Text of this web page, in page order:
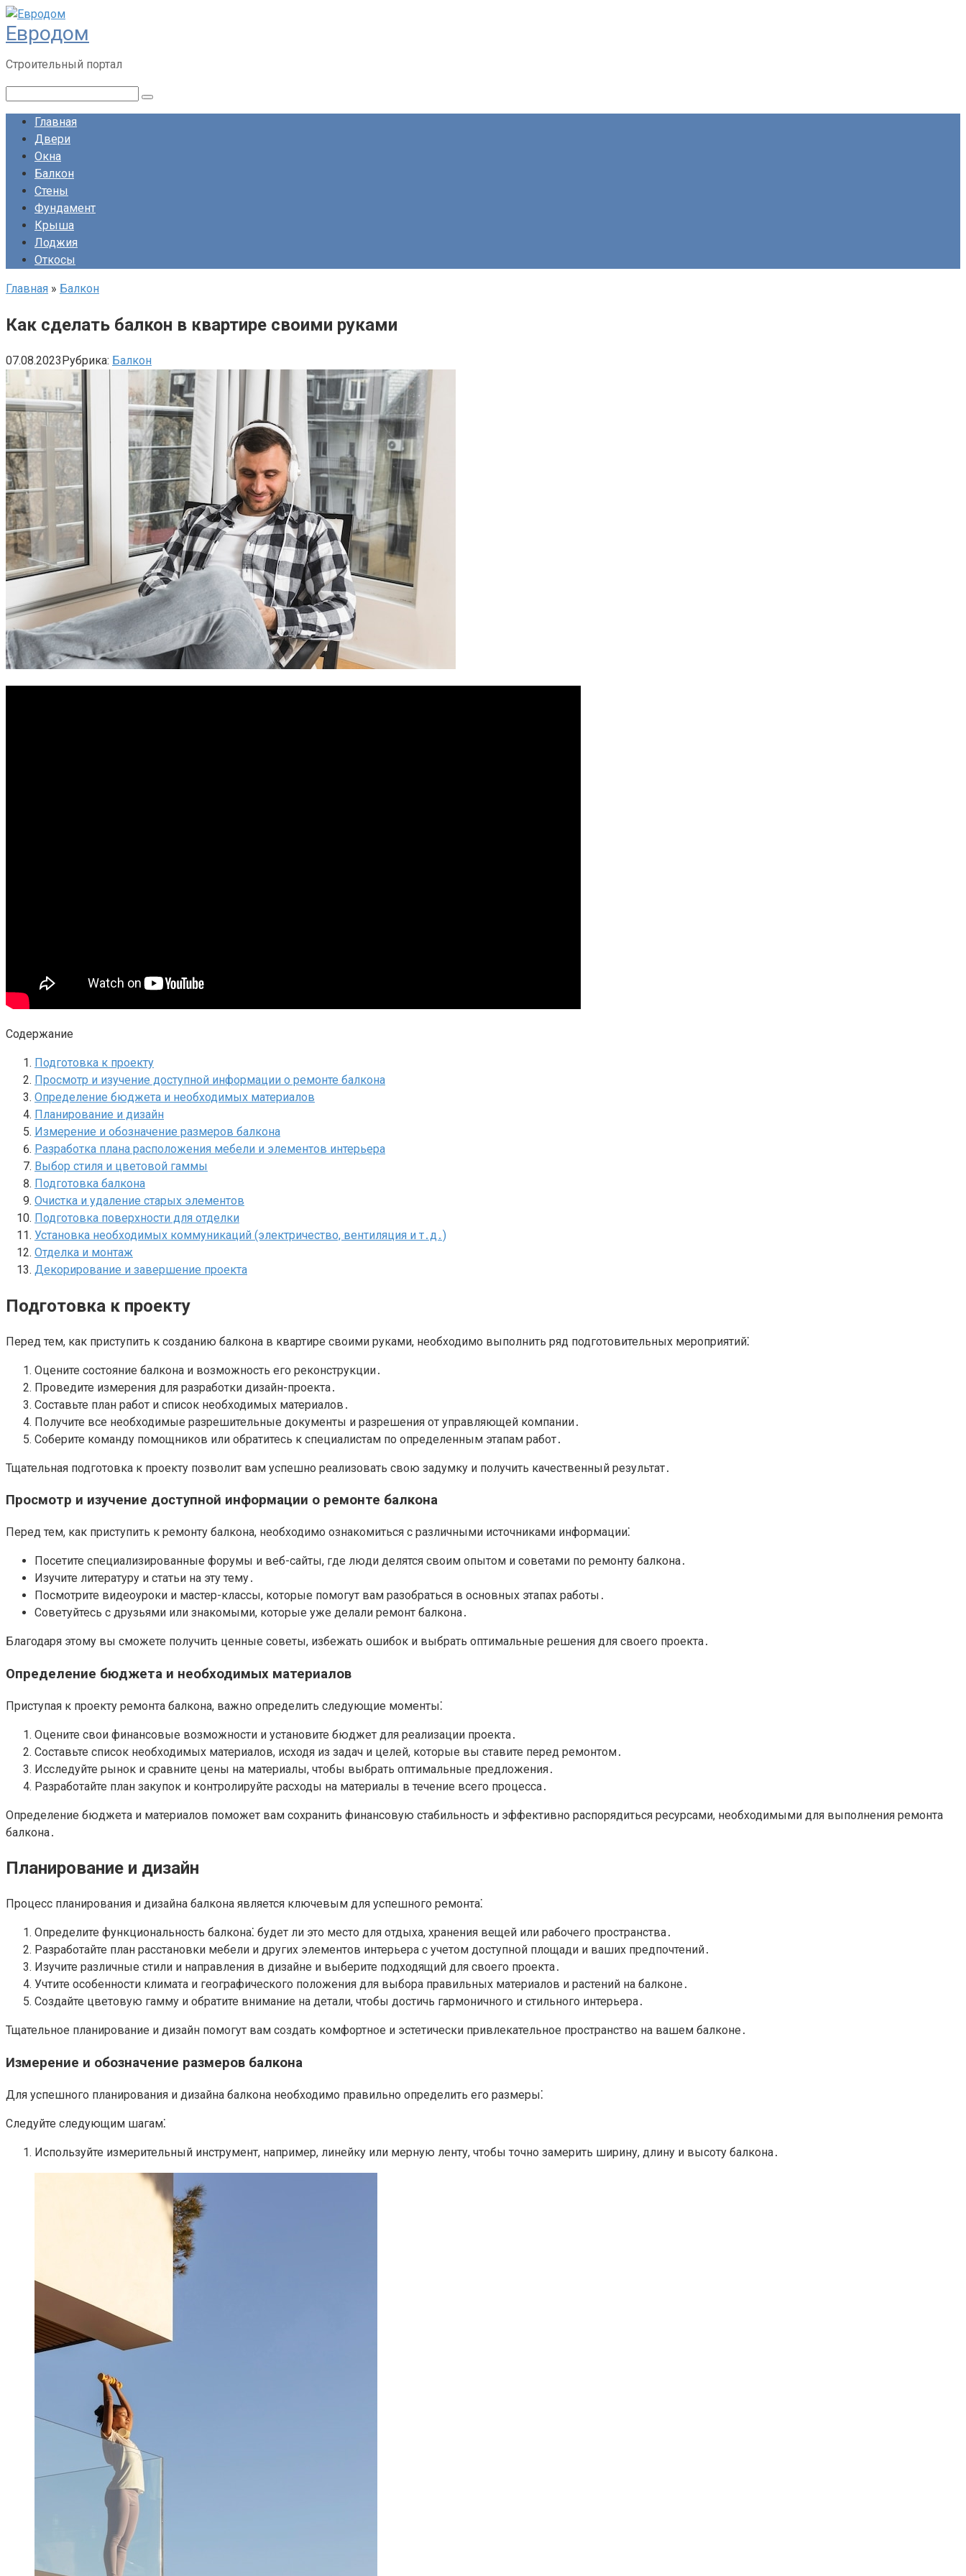
Перейти
к
контенту
Евродом
Строительный портал
Главная
Двери
Окна
Балкон
Стены
Фундамент
Крыша
Лоджия
Откосы
Главная » Балкон
Как сделать балкон в квартире своими руками
07.08.2023Рубрика: Балкон
Содержание
Подготовка к проекту
Просмотр и изучение доступной информации о ремонте балкона
Определение бюджета и необходимых материалов
Планирование и дизайн
Измерение и обозначение размеров балкона
Разработка плана расположения мебели и элементов интерьера
Выбор стиля и цветовой гаммы
Подготовка балкона
Очистка и удаление старых элементов
Подготовка поверхности для отделки
Установка необходимых коммуникаций (электричество, вентиляция и т․д․)
Отделка и монтаж
Декорирование и завершение проекта
Подготовка к проекту
Перед тем, как приступить к созданию балкона в квартире своими руками, необходимо выполнить ряд подготовительных мероприятий⁚
Оцените состояние балкона и возможность его реконструкции․
Проведите измерения для разработки дизайн-проекта․
Составьте план работ и список необходимых материалов․
Получите все необходимые разрешительные документы и разрешения от управляющей компании․
Соберите команду помощников или обратитесь к специалистам по определенным этапам работ․
Тщательная подготовка к проекту позволит вам успешно реализовать свою задумку и получить качественный результат․
Просмотр и изучение доступной информации о ремонте балкона
Перед тем, как приступить к ремонту балкона, необходимо ознакомиться с различными источниками информации⁚
Посетите специализированные форумы и веб-сайты, где люди делятся своим опытом и советами по ремонту балкона․
Изучите литературу и статьи на эту тему․
Посмотрите видеоуроки и мастер-классы, которые помогут вам разобраться в основных этапах работы․
Советуйтесь с друзьями или знакомыми, которые уже делали ремонт балкона․
Благодаря этому вы сможете получить ценные советы, избежать ошибок и выбрать оптимальные решения для своего проекта․
Определение бюджета и необходимых материалов
Приступая к проекту ремонта балкона, важно определить следующие моменты⁚
Оцените свои финансовые возможности и установите бюджет для реализации проекта․
Составьте список необходимых материалов, исходя из задач и целей, которые вы ставите перед ремонтом․
Исследуйте рынок и сравните цены на материалы, чтобы выбрать оптимальные предложения․
Разработайте план закупок и контролируйте расходы на материалы в течение всего процесса․
Определение бюджета и материалов поможет вам сохранить финансовую стабильность и эффективно распорядиться ресурсами, необходимыми для выполнения ремонта
балкона․
Планирование и дизайн
Процесс планирования и дизайна балкона является ключевым для успешного ремонта⁚
Определите функциональность балкона⁚ будет ли это место для отдыха, хранения вещей или рабочего пространства․
Разработайте план расстановки мебели и других элементов интерьера с учетом доступной площади и ваших предпочтений․
Изучите различные стили и направления в дизайне и выберите подходящий для своего проекта․
Учтите особенности климата и географического положения для выбора правильных материалов и растений на балконе․
Создайте цветовую гамму и обратите внимание на детали, чтобы достичь гармоничного и стильного интерьера․
Тщательное планирование и дизайн помогут вам создать комфортное и эстетически привлекательное пространство на вашем балконе․
Измерение и обозначение размеров балкона
Для успешного планирования и дизайна балкона необходимо правильно определить его размеры⁚
Следуйте следующим шагам⁚
Используйте измерительный инструмент, например, линейку или мерную ленту, чтобы точно замерить ширину, длину и высоту балкона․